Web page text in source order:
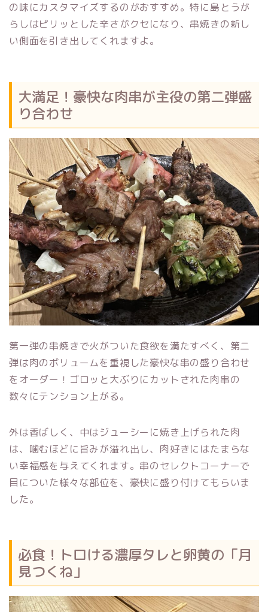
の味にカスタマイズするのがおすすめ。特に島とうが
らしはピリッとした辛さがクセになり、串焼きの新し
い側面を引き出してくれますよ。
大満足！豪快な肉串が主役の第二弾盛
り合わせ
第一弾の串焼きで火がついた食欲を満たすべく、第二
弾は肉のボリュームを重視した豪快な串の盛り合わせ
をオーダー！ゴロッと大ぶりにカットされた肉串の
数々にテンション上がる。
外は香ばしく、中はジューシーに焼き上げられた肉
は、噛むほどに旨みが溢れ出し、肉好きにはたまらな
い幸福感を与えてくれます。串のセレクトコーナーで
目についた様々な部位を、豪快に盛り付けてもらいま
した。
必食！トロける濃厚タレと卵黄の「月
見つくね」